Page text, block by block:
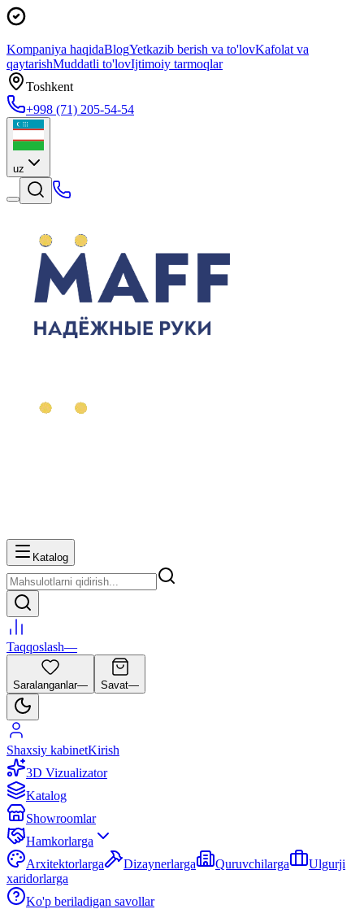
Kompaniya haqidaBlogYetkazib berish va to'lovKafolat va
qaytarishMuddatli to'lovIjtimoiy tarmoqlar
Toshkent
+998 (71) 205-54-54
uz
Katalog
Taqqoslash—
Saralanganlar— Savat—
Shaxsiy kabinetKirish
3D Vizualizator
Katalog
Showroomlar
Hamkorlarga
Arxitektorlarga
Dizaynerlarga Quruvchilarga
Ulgurji
xaridorlarga
Ko'p beriladigan savollar